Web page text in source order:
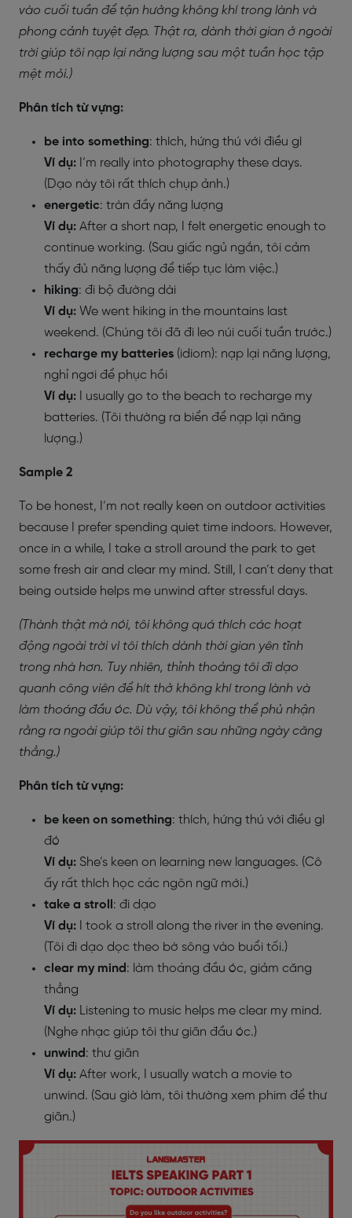
vào cuối tuần để tận hưởng không khí trong lành và
phong cảnh tuyệt đẹp. Thật ra, dành thời gian ở ngoài
trời giúp tôi nạp lại năng lượng sau một tuần học tập
mệt mỏi.)
Phân tích từ vựng:
be into something: thích, hứng thú với điều gì
Ví dụ: I’m really into photography these days.
(Dạo này tôi rất thích chụp ảnh.)
energetic: tràn đầy năng lượng
Ví dụ: After a short nap, I felt energetic enough to
continue working. (Sau giấc ngủ ngắn, tôi cảm
thấy đủ năng lượng để tiếp tục làm việc.)
hiking: đi bộ đường dài
Ví dụ: We went hiking in the mountains last
weekend. (Chúng tôi đã đi leo núi cuối tuần trước.)
recharge my batteries (idiom): nạp lại năng lượng,
nghỉ ngơi để phục hồi
Ví dụ: I usually go to the beach to recharge my
batteries. (Tôi thường ra biển để nạp lại năng
lượng.)
Sample 2
To be honest, I’m not really keen on outdoor activities
because I prefer spending quiet time indoors. However,
once in a while, I take a stroll around the park to get
some fresh air and clear my mind. Still, I can’t deny that
being outside helps me unwind after stressful days.
(Thành thật mà nói, tôi không quá thích các hoạt
động ngoài trời vì tôi thích dành thời gian yên tĩnh
trong nhà hơn. Tuy nhiên, thỉnh thoảng tôi đi dạo
quanh công viên để hít thở không khí trong lành và
làm thoáng đầu óc. Dù vậy, tôi không thể phủ nhận
rằng ra ngoài giúp tôi thư giãn sau những ngày căng
thẳng.)
Phân tích từ vựng:
be keen on something: thích, hứng thú với điều gì
đó
Ví dụ: She’s keen on learning new languages. (Cô
ấy rất thích học các ngôn ngữ mới.)
take a stroll : đi dạo
Ví dụ: I took a stroll along the river in the evening.
(Tôi đi dạo dọc theo bờ sông vào buổi tối.)
clear my mind: làm thoáng đầu óc, giảm căng
thẳng
Ví dụ: Listening to music helps me clear my mind.
(Nghe nhạc giúp tôi thư giãn đầu óc.)
unwind: thư giãn
Ví dụ: After work, I usually watch a movie to
unwind. (Sau giờ làm, tôi thường xem phim để thư
giãn.)